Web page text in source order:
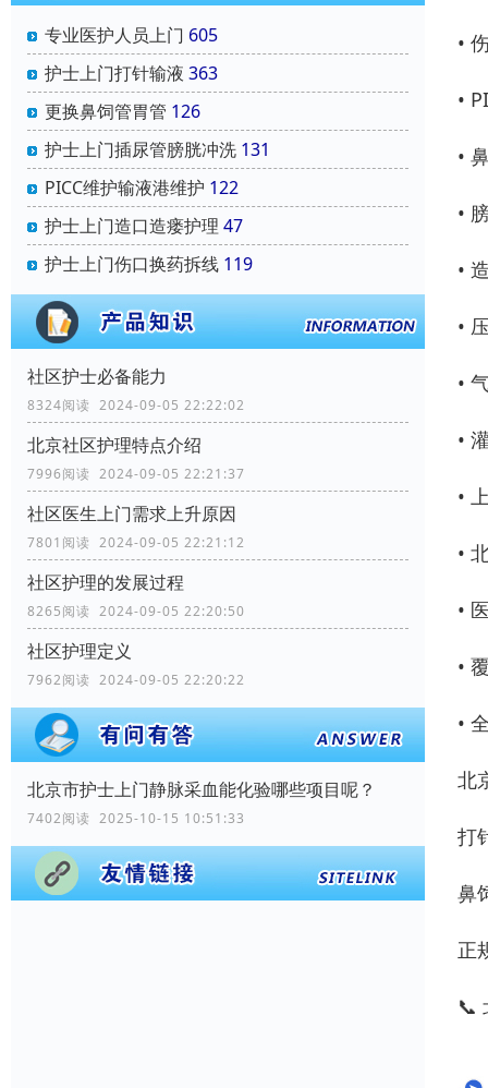
专业医护人员上门 605
护士上门打针输液 363
更换鼻饲管胃管 126
护士上门插尿管膀胱冲洗 131
PICC维护输液港维护 122
护士上门造口造瘘护理 47
护士上门伤口换药拆线 119
社区护士必备能力
8324阅读 2024-09-05 22:22:02
北京社区护理特点介绍
7996阅读 2024-09-05 22:21:37
社区医生上门需求上升原因
7801阅读 2024-09-05 22:21:12
社区护理的发展过程
8265阅读 2024-09-05 22:20:50
社区护理定义
7962阅读 2024-09-05 22:20:22
北京市护士上门静脉采血能化验哪些项目呢？
7402阅读 2025-10-15 10:51:33
•
•
•
•
•
•
•
•
•
•
•
•
•
北
打
鼻
正
📞